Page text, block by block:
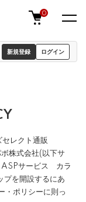
新規登録 ログイン
0
レクト通販
株式会社(以下サ
ASPサービス カラ
プを開設するにあ
・ポリシーに則っ